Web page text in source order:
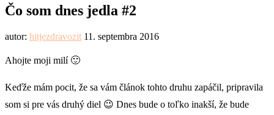
Čo som dnes jedla #2
autor: hitjezdravozit 11. septembra 2016
Ahojte moji milí 🙂
Keďže mám pocit, že sa vám článok tohto druhu zapáčil, pripravila
som si pre vás druhý diel 😉 Dnes bude o toľko inakší, že bude